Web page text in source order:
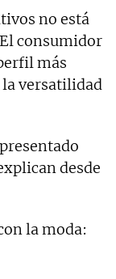
no está
consumidor
más
versatilidad
desde
la moda: